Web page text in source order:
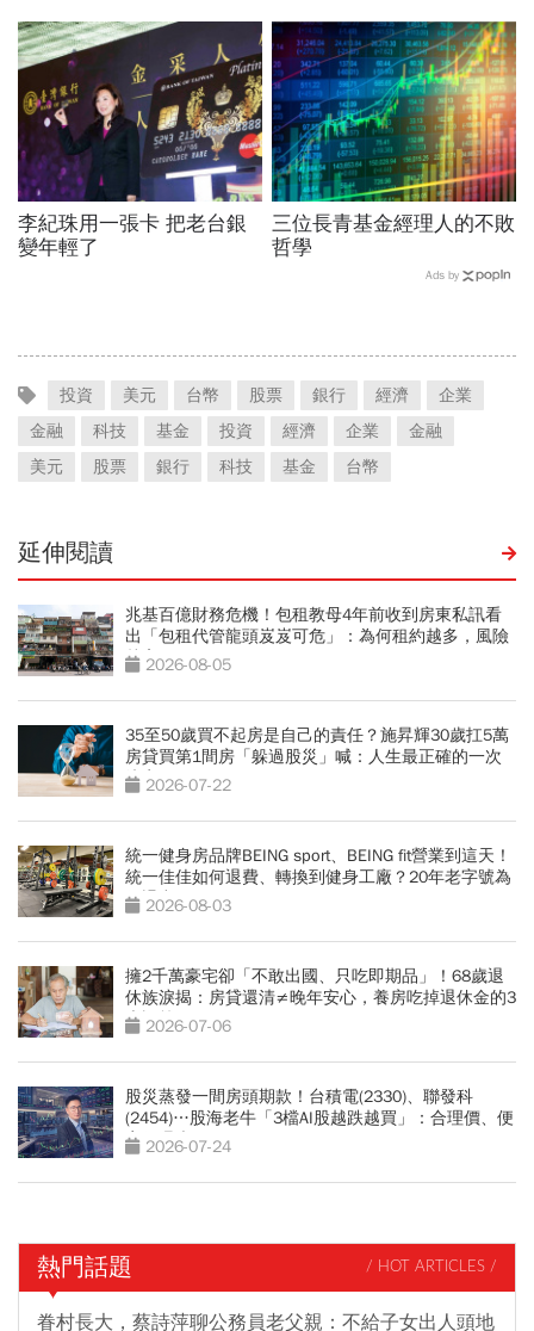
李紀珠用一張卡 把老台銀
變年輕了
三位長青基金經理人的不敗
哲學
Ads by
投資 美元 台幣 股票 銀行 經濟
企業
金融
科技 基金 投資 經濟 企業
金融
美元
股票 銀行 科技 基金 台幣
延伸閱讀
兆基百億財務危機！包租教母4年前收到房東私訊看
出「包租代管龍頭岌岌可危」：為何租約越多，風險
越高？
2026-08-05
35至50歲買不起房是自己的責任？施昇輝30歲扛5萬
房貸買第1間房「躲過股災」喊：人生最正確的一次
決定2026-07-22
統一健身房品牌BEING sport、BEING fit營業到這天！
統一佳佳如何退費、轉換到健身工廠？20年老字號為
何退出
2026-08-03
擁2千萬豪宅卻「不敢出國、只吃即期品」！68歲退
休族淚揭：房貸還清≠晚年安心，養房吃掉退休金的3
大誤算
2026-07-06
股災蒸發一間房頭期款！台積電(2330)、聯發科
(2454)…股海老牛「3檔AI股越跌越買」：合理價、便
宜價曝光
2026-07-24
熱門話題 / HOT ARTICLES /
眷村長大，蔡詩萍聊公務員老父親：不給子女出人頭地